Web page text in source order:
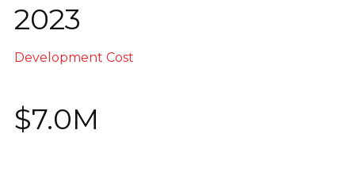
2023
Development Cost
$7.0M